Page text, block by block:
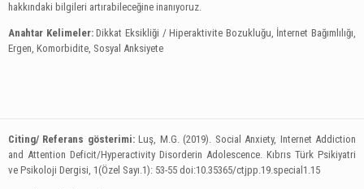
hakkındaki bilgileri artırabileceğine inanıyoruz.
Anahtar Kelimeler: Dikkat Eksikliği / Hiperaktivite Bozukluğu, İnternet Bağımlılığı,
Ergen, Komorbidite, Sosyal Anksiyete
Citing/ Referans gösterimi: Luş, M.G. (2019). Social Anxiety, Internet Addiction
and Attention Deficit/Hyperactivity Disorderin Adolescence. Kıbrıs Türk Psikiyatri
ve Psikoloji Dergisi, 1(Özel Sayı.1): 53-55 doi:10.35365/ctjpp.19.special1.15